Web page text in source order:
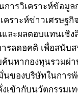
ารวิเคราะห์ข้อมู
คราะห์ข่าวเศรษฐ
ละผลตอบแทนเชิ
ลดอคติ เพื่อสนับ
นหากองทุนรวมผ่
นของบริษัทในกา
ข้ากับนวัตกรรมเท